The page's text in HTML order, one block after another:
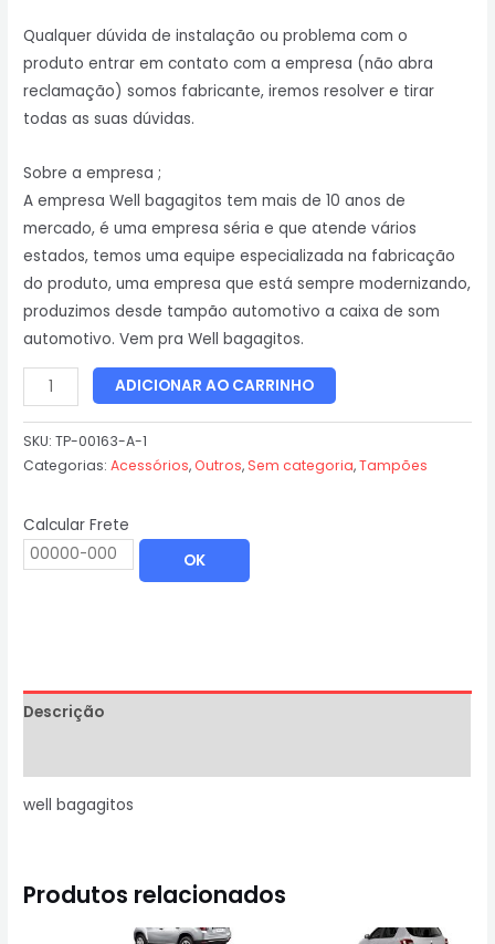
Qualquer dúvida de instalação ou problema com o
produto entrar em contato com a empresa (não abra
reclamação) somos fabricante, iremos resolver e tirar
todas as suas dúvidas.
Sobre a empresa ;
A empresa Well bagagitos tem mais de 10 anos de
mercado, é uma empresa séria e que atende vários
estados, temos uma equipe especializada na fabricação
do produto, uma empresa que está sempre modernizando,
produzimos desde tampão automotivo a caixa de som
automotivo. Vem pra Well bagagitos.
ADICIONAR AO CARRINHO
SKU:TP-00163-A-1
Categorias:Acessórios,Outros, Sem categoria,Tampões
Calcular Frete
OK
Descrição
well bagagitos
Produtos relacionados